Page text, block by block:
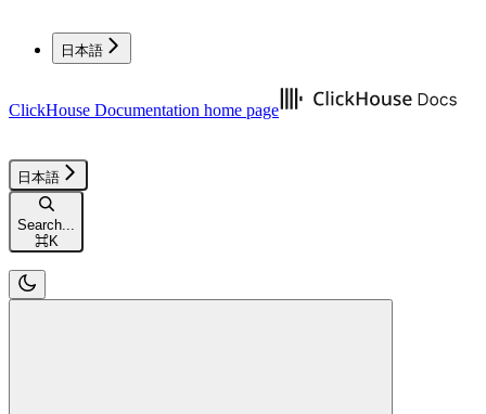
日本語
ClickHouse Documentation home page
日本語
Search...
⌘K